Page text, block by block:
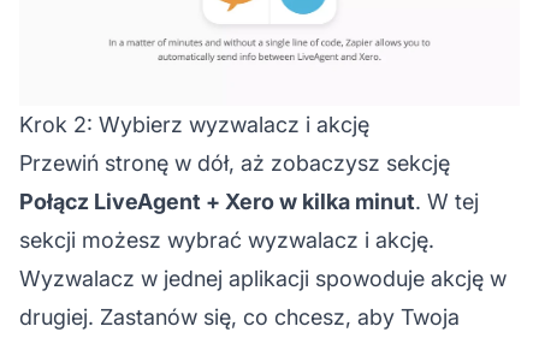
Krok 2: Wybierz wyzwalacz i akcję
Przewiń stronę w dół, aż zobaczysz sekcję
Połącz LiveAgent + Xero w kilka minut. W tej
sekcji możesz wybrać wyzwalacz i akcję.
Wyzwalacz w jednej aplikacji spowoduje akcję w
drugiej. Zastanów się, co chcesz, aby Twoja